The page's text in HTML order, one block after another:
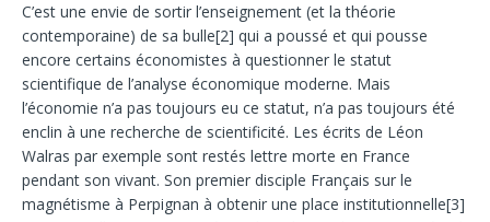
C’est une envie de sortir l’enseignement (et la théorie
contemporaine) de sa bulle[2] qui a poussé et qui pousse
encore certains économistes à questionner le statut
scientifique de l’analyse économique moderne. Mais
l’économie n’a pas toujours eu ce statut, n’a pas toujours été
enclin à une recherche de scientificité. Les écrits de Léon
Walras par exemple sont restés lettre morte en France
pendant son vivant. Son premier disciple Français sur le
magnétisme à Perpignan à obtenir une place institutionnelle[3]